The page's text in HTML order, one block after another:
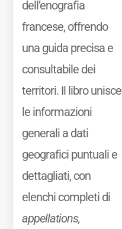
dell’enografia
francese, offrendo
una guida precisa e
consultabile dei
territori. Il libro unisce
le informazioni
generali a dati
geografici puntuali e
dettagliati, con
elenchi completi di
appellations,